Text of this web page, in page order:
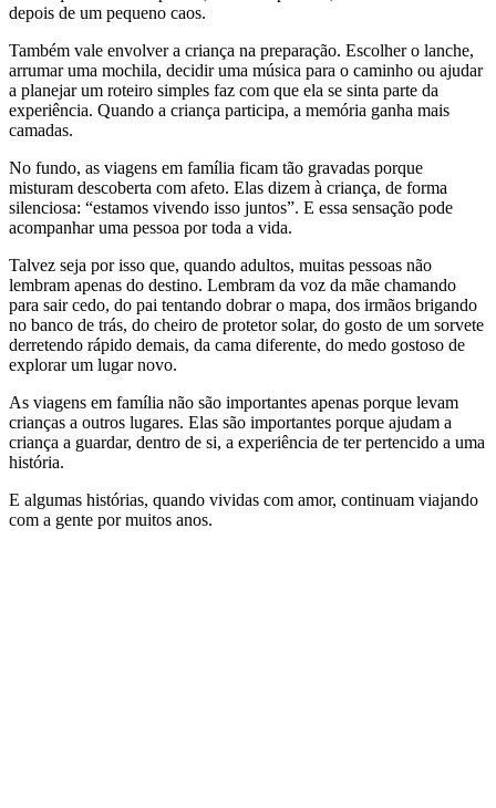
depois de um pequeno caos.
Também vale envolver a criança na preparação. Escolher o lanche,
arrumar uma mochila, decidir uma música para o caminho ou ajudar
a planejar um roteiro simples faz com que ela se sinta parte da
experiência. Quando a criança participa, a memória ganha mais
camadas.
No fundo, as viagens em família ficam tão gravadas porque
misturam descoberta com afeto. Elas dizem à criança, de forma
silenciosa: “estamos vivendo isso juntos”. E essa sensação pode
acompanhar uma pessoa por toda a vida.
Talvez seja por isso que, quando adultos, muitas pessoas não
lembram apenas do destino. Lembram da voz da mãe chamando
para sair cedo, do pai tentando dobrar o mapa, dos irmãos brigando
no banco de trás, do cheiro de protetor solar, do gosto de um sorvete
derretendo rápido demais, da cama diferente, do medo gostoso de
explorar um lugar novo.
As viagens em família não são importantes apenas porque levam
crianças a outros lugares. Elas são importantes porque ajudam a
criança a guardar, dentro de si, a experiência de ter pertencido a uma
história.
E algumas histórias, quando vividas com amor, continuam viajando
com a gente por muitos anos.